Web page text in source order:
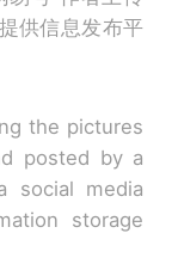
供信息发布平
the pictures
posted by a
social media
storage